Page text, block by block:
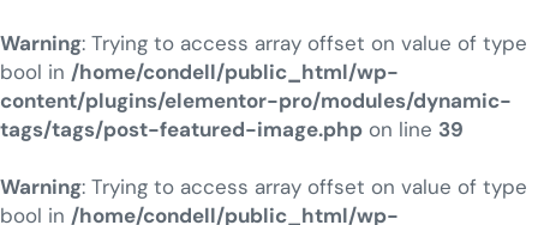
Warning: Trying to access array offset on value of type
bool in /home/condell/public_html/wp-
content/plugins/elementor-pro/modules/dynamic-
tags/tags/post-featured-image.php on line 39
Warning: Trying to access array offset on value of type
bool in /home/condell/public_html/wp-